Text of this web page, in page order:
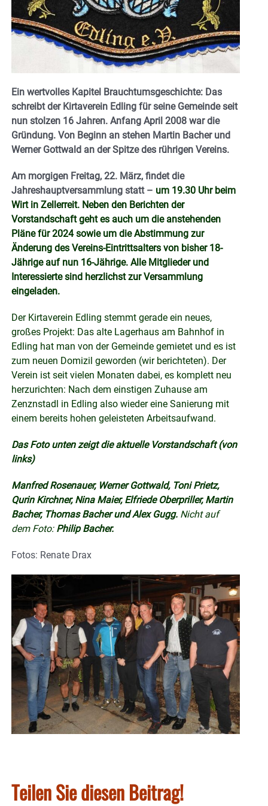
Ein wertvolles Kapitel Brauchtumsgeschichte: Das
schreibt der Kirtaverein Edling für seine Gemeinde seit
nun stolzen 16 Jahren. Anfang April 2008 war die
Gründung. Von Beginn an stehen Martin Bacher und
Werner Gottwald an der Spitze des rührigen Vereins.
Am morgigen Freitag, 22. März, findet die
Jahreshauptversammlung statt – um 19.30 Uhr beim
Wirt in Zellerreit. Neben den Berichten der
Vorstandschaft geht es auch um die anstehenden
Pläne für 2024 sowie um die Abstimmung zur
Änderung des Vereins-Eintrittsalters von bisher 18-
Jährige auf nun 16-Jährige. Alle Mitglieder und
Interessierte sind herzlichst zur Versammlung
eingeladen.
Der Kirtaverein Edling stemmt gerade ein neues,
großes Projekt: Das alte Lagerhaus am Bahnhof in
Edling hat man von der Gemeinde gemietet und es ist
zum neuen Domizil geworden (wir berichteten). Der
Verein ist seit vielen Monaten dabei, es komplett neu
herzurichten: Nach dem einstigen Zuhause am
Zenznstadl in Edling also wieder eine Sanierung mit
einem bereits hohen geleisteten Arbeitsaufwand.
Das Foto unten zeigt die aktuelle Vorstandschaft (von
links)
Manfred Rosenauer, Werner Gottwald, Toni Prietz,
Qurin Kirchner, Nina Maier, Elfriede Oberpriller, Martin
Bacher, Thomas Bacher und Alex Gugg. Nicht auf
dem Foto: Philip Bacher.
Fotos: Renate Drax
Teilen Sie diesen Beitrag!